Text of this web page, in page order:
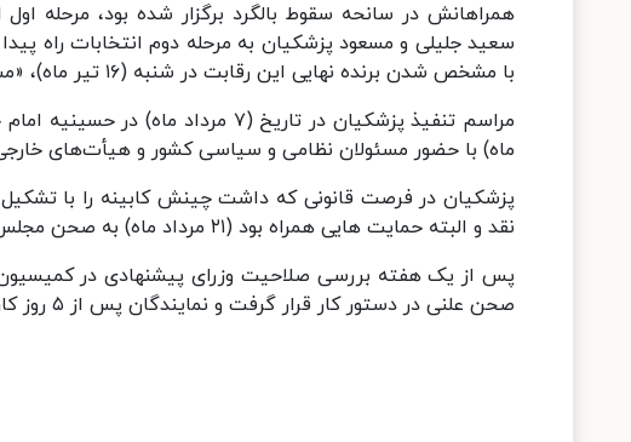
با مشخص شدن برنده نهایی این رقابت در شنبه (۱۶ تیر ماه)، «مسعود پزشکیان» نهمین رئیس جمهوری ایران شد.
ماه) با حضور مسئولان نظامی و سیاسی کشور و هیأت‌های
پزشکیان در فرصت قانونی که داشت چینش کابینه را با تشکیل
نقد و البته حمایت هایی همراه بود (۲۱ مرداد ماه) به صحن مجلس رسید.
پس از یک هفته بررسی صلاحیت وزرای پیشنهادی در
صحن علنی در دستور کار قرار گرفت و نمایندگان پس از ۵ روز کار بررسی، امروز به کابینه پزشکیان رأی اعتماد دادند.